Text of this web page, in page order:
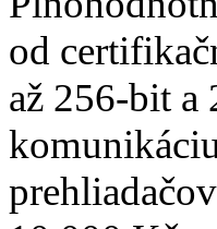
od
až 256-bit a